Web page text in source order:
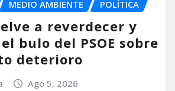
MEDIO AMBIENTE POLÍTICA
a reverdecer y
bulo del PSOE sobre
deterioro
Ago 5, 2026